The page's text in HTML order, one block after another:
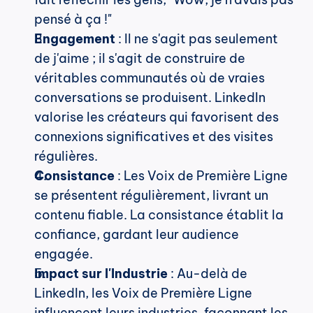
pensé à ça !"
Engagement : Il ne s'agit pas seulement
de j'aime ; il s'agit de construire de
véritables communautés où de vraies
conversations se produisent. LinkedIn
valorise les créateurs qui favorisent des
connexions significatives et des visites
régulières.
Consistance : Les Voix de Première Ligne
se présentent régulièrement, livrant un
contenu fiable. La consistance établit la
confiance, gardant leur audience
engagée.
Impact sur l'Industrie : Au-delà de
LinkedIn, les Voix de Première Ligne